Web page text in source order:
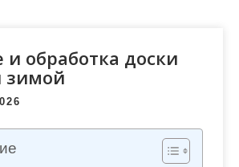
и обработка доски
зимой